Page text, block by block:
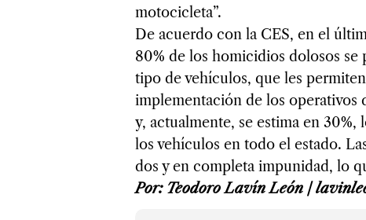
motocicleta”.
De acuerdo con la CES, en el
80% de los homicidios dolosos
tipo de vehículos, que les
implementación de los operativos
y, actualmente, se estima en
los vehículos en todo el estado.
dos y en completa impunidad, lo
Por: Teodoro Lavín León /